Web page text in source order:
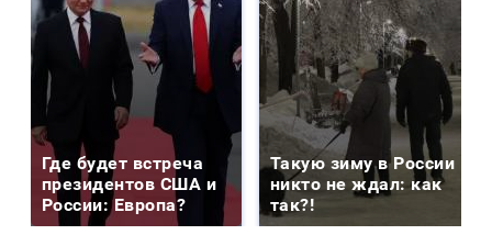
Где будет встреча
президентов США и
России: Европа?
Такую зиму в России
никто не ждал: как
так?!